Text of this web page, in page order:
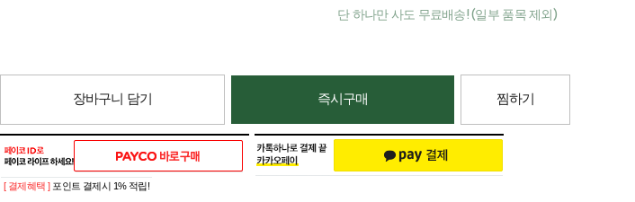
단 하나만 사도 무료배송! (일부 품목 제외)
장바구니 담기 즉시구매 찜하기
[ 결제혜택 ] 포인트 결제시 1% 적립!